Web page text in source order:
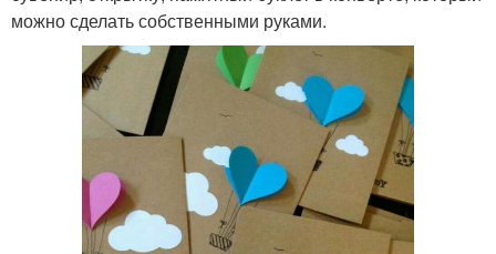
можно сделать собственными руками.